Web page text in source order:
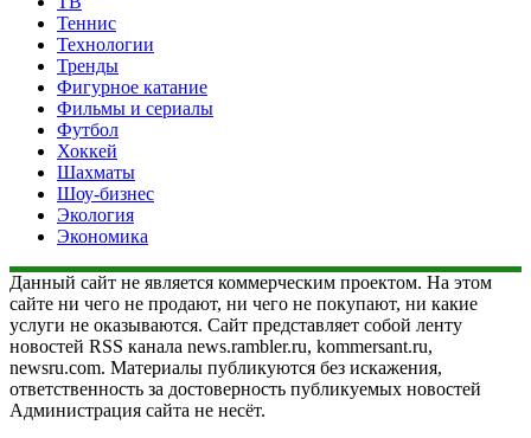
Теннис
Технологии
Тренды
Фигурное катание
Фильмы и сериалы
Футбол
Хоккей
Шахматы
Шоу-бизнес
Экология
Экономика
Данный сайт не является коммерческим проектом. На этом
сайте ни чего не продают, ни чего не покупают, ни какие
услуги не оказываются. Сайт представляет собой ленту
новостей RSS канала news.rambler.ru, kommersant.ru,
newsru.com. Материалы публикуются без искажения,
ответственность за достоверность публикуемых новостей
Администрация сайта не несёт.